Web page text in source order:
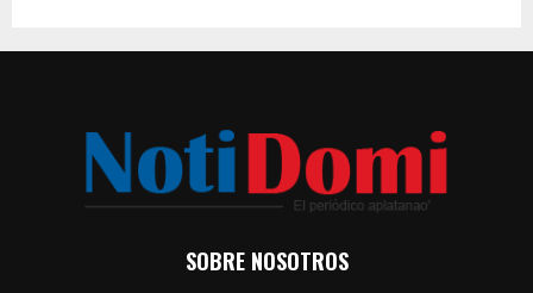
SOBRE NOSOTROS